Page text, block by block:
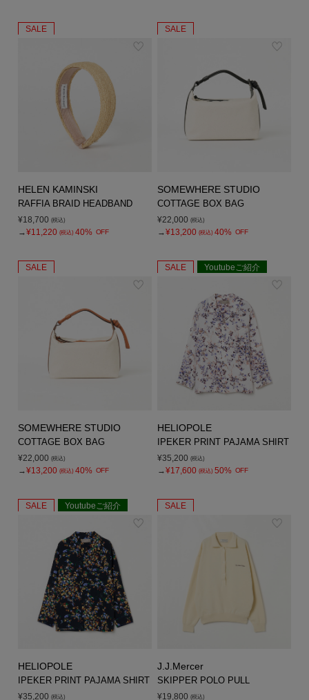
SALE
HELEN KAMINSKI
RAFFIA BRAID HEADBAND
¥18,700 (税込)
→¥11,220 (税込) 40% OFF
SALE
SOMEWHERE STUDIO
COTTAGE BOX BAG
¥22,000 (税込)
→¥13,200 (税込) 40% OFF
SALE
SOMEWHERE STUDIO
COTTAGE BOX BAG
¥22,000 (税込)
→¥13,200 (税込) 40% OFF
SALE Youtubeご紹介
HELIOPOLE
IPEKER PRINT PAJAMA SHIRT
¥35,200 (税込)
→¥17,600 (税込) 50% OFF
SALE Youtubeご紹介
HELIOPOLE
IPEKER PRINT PAJAMA SHIRT
¥35,200 (税込)
SALE
J.J.Mercer
SKIPPER POLO PULL
¥19,800 (税込)